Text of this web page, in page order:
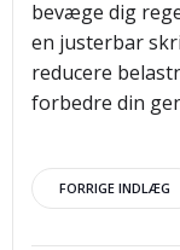
bevæge dig
en justerbar
reducere
forbedre din
FORRIGE INDLÆG